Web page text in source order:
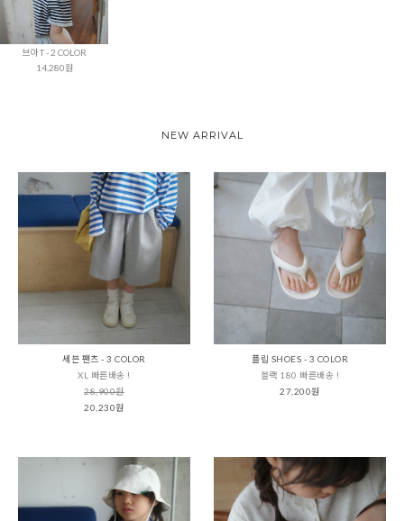
브아 T - 2 COLOR
14,280원
NEW ARRIVAL
세븐 팬츠 - 3 COLOR
XL 빠른배송 !
28,900원
20,230원
플립 SHOES - 3 COLOR
블랙 180 빠른배송 !
27,200원